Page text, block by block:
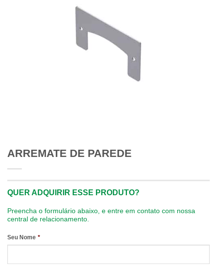
ARREMATE DE PAREDE
QUER ADQUIRIR ESSE PRODUTO?
Preencha o formulário abaixo, e entre em contato com nossa
central de relacionamento.
Seu Nome *